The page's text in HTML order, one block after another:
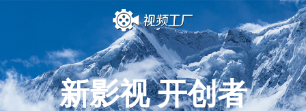
新影视 开创者